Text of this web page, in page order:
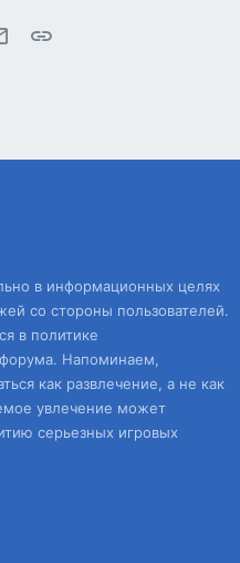
Электронная почта
Ссылка
в информационных целях
со стороны пользователей.
в политике
Напоминаем,
как развлечение, а не как
увлечение может
серьезных игровых